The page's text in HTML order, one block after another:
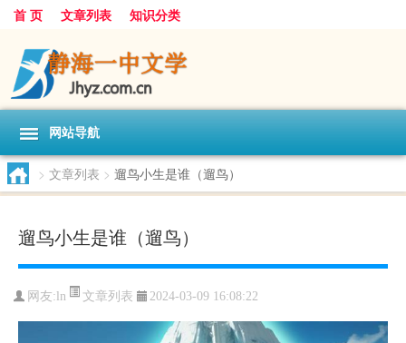
首 页 文章列表 知识分类
网站导航
> 文章列表 > 遛鸟小生是谁（遛鸟）
遛鸟小生是谁（遛鸟）
网友: ln 文章列表 2024-03-09 16:08:22